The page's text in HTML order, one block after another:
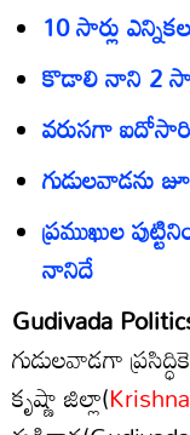
10 సార్లు
కొడాలి నాని 2
వరుసగా ఐదోసారి
గుడులవాడను
ప్రముఖుల
నానిదే
Gudivada
గుడులవాడగా
కృష్ణా జిల్లా(